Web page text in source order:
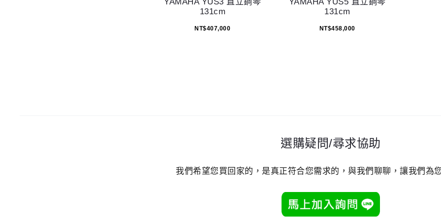
YAMAHA YUS3 直立鋼琴
131cm
NT$407,000
YAMAHA YUS5 直立鋼琴
131cm
NT$458,000
選購疑問/尋求協助
我們希望您買回家的，是真正符合您需求的，與我們聊聊，讓我們為